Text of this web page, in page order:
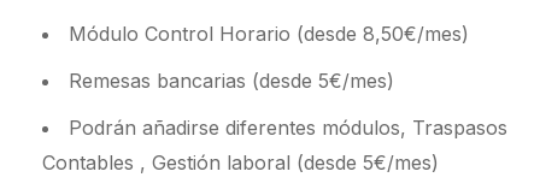
Módulo Control Horario (desde 8,50€/mes)
Remesas bancarias (desde 5€/mes)
Podrán añadirse diferentes módulos, Traspasos
Contables , Gestión laboral (desde 5€/mes)